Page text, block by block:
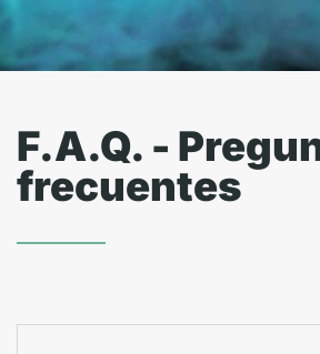
F.A.Q. -
frecuentes